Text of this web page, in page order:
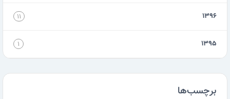
۱۳۹۶ ۱۱
۱۳۹۵ ۱
برچسب‌ها